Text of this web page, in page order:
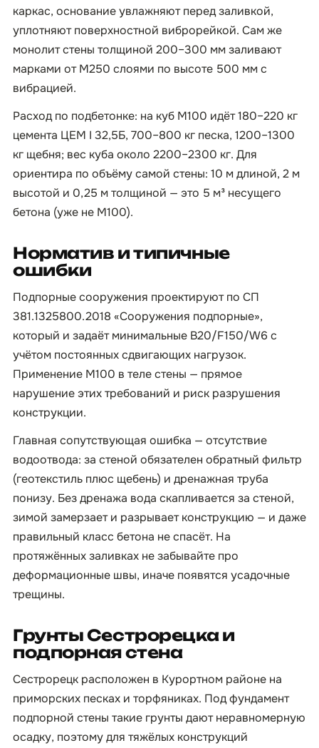
каркас, основание увлажняют перед заливкой,
уплотняют поверхностной виброрейкой. Сам же
монолит стены толщиной 200–300 мм заливают
марками от М250 слоями по высоте 500 мм с
вибрацией.
Расход по подбетонке: на куб М100 идёт 180–220 кг
цемента ЦЕМ I 32,5Б, 700–800 кг песка, 1200–1300
кг щебня; вес куба около 2200–2300 кг. Для
ориентира по объёму самой стены: 10 м длиной, 2 м
высотой и 0,25 м толщиной — это 5 м³ несущего
бетона (уже не М100).
Норматив и типичные
ошибки
Подпорные сооружения проектируют по СП
381.1325800.2018 «Сооружения подпорные»,
который и задаёт минимальные B20/F150/W6 с
учётом постоянных сдвигающих нагрузок.
Применение М100 в теле стены — прямое
нарушение этих требований и риск разрушения
конструкции.
Главная сопутствующая ошибка — отсутствие
водоотвода: за стеной обязателен обратный фильтр
(геотекстиль плюс щебень) и дренажная труба
понизу. Без дренажа вода скапливается за стеной,
зимой замерзает и разрывает конструкцию — и даже
правильный класс бетона не спасёт. На
протяжённых заливках не забывайте про
деформационные швы, иначе появятся усадочные
трещины.
Грунты Сестрорецка и
подпорная стена
Сестрорецк расположен в Курортном районе на
приморских песках и торфяниках. Под фундамент
подпорной стены такие грунты дают неравномерную
осадку, поэтому для тяжёлых конструкций